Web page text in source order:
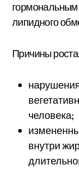
липидного
Причины
человека;
внутри